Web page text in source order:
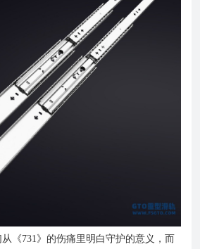
《731》的伤痛里明白守护的意义，而